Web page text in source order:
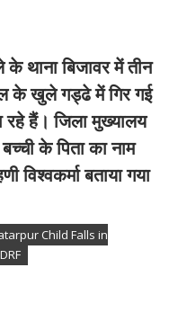
थाना बिजावर में तीन
के खुले गड्ढे में गिर गई
हैं। जिला मुख्यालय
के पिता का नाम
विश्वकर्मा बताया गया
Child Falls in